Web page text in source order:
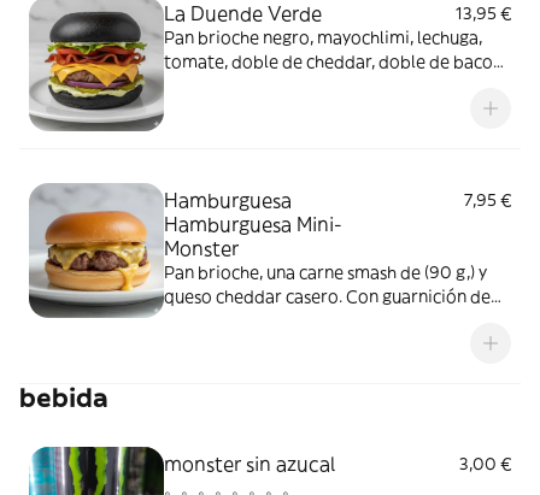
La Duende Verde
13,95 €
Pan brioche negro, mayochlimi, lechuga,
tomate, doble de cheddar, doble de bacon,
Hamburguesa
Hamburguesa Mini-
Monster
7,95 €
Pan brioche, una carne smash de (90 g,) y
queso cheddar casero. Con guarnición de
bebida
monster sin azucal
3,00 €
。。。。。。。。